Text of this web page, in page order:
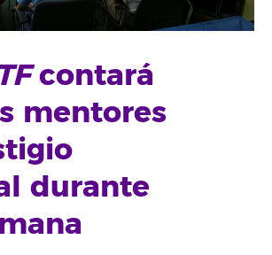
contará
mentores
durante